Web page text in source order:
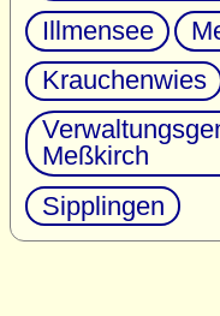
Illmensee
Krauchenwies
Meßkirch
Sipplingen